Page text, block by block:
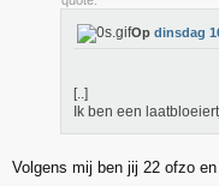
Op dinsdag
[..]
Ik ben een
Volgens mij ben jij 22 ofzo